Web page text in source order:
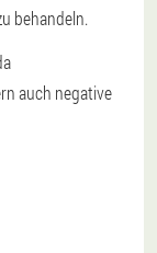
behandeln.
auch negative